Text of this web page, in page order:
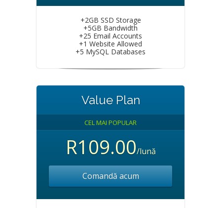
+2GB SSD Storage
+5GB Bandwidth
+25 Email Accounts
+1 Website Allowed
+5 MySQL Databases
Value Plan
CEL MAI POPULAR
R109.00/lună
Comandă acum